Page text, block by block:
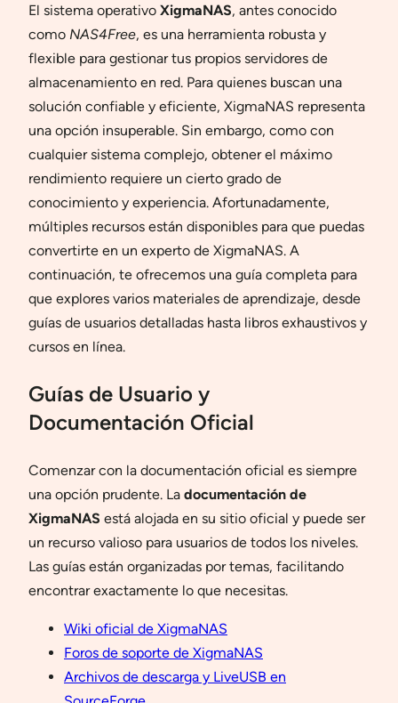
El sistema operativo XigmaNAS, antes conocido
como NAS4Free, es una herramienta robusta y
flexible para gestionar tus propios servidores de
almacenamiento en red. Para quienes buscan una
solución confiable y eficiente, XigmaNAS representa
una opción insuperable. Sin embargo, como con
cualquier sistema complejo, obtener el máximo
rendimiento requiere un cierto grado de
conocimiento y experiencia. Afortunadamente,
múltiples recursos están disponibles para que puedas
convertirte en un experto de XigmaNAS. A
continuación, te ofrecemos una guía completa para
que explores varios materiales de aprendizaje, desde
guías de usuarios detalladas hasta libros exhaustivos y
cursos en línea.
Guías de Usuario y
Documentación Oficial
Comenzar con la documentación oficial es siempre
una opción prudente. La documentación de
XigmaNAS está alojada en su sitio oficial y puede ser
un recurso valioso para usuarios de todos los niveles.
Las guías están organizadas por temas, facilitando
encontrar exactamente lo que necesitas.
Wiki oficial de XigmaNAS
Foros de soporte de XigmaNAS
Archivos de descarga y LiveUSB en